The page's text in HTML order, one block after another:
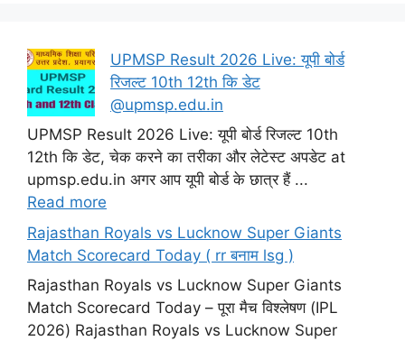
UPMSP Result 2026 Live: यूपी बोर्ड
रिजल्ट 10th 12th कि डेट
@upmsp.edu.in
UPMSP Result 2026 Live: यूपी बोर्ड रिजल्ट 10th
12th कि डेट, चेक करने का तरीका और लेटेस्ट अपडेट at
upmsp.edu.in अगर आप यूपी बोर्ड के छात्र हैं ...
Read more
Rajasthan Royals vs Lucknow Super Giants
Match Scorecard Today ( rr बनाम lsg )
Rajasthan Royals vs Lucknow Super Giants
Match Scorecard Today – पूरा मैच विश्लेषण (IPL
2026) Rajasthan Royals vs Lucknow Super